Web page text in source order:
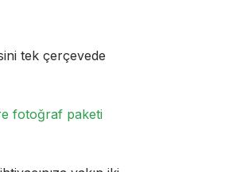
tek çerçevede
fotoğraf paketi